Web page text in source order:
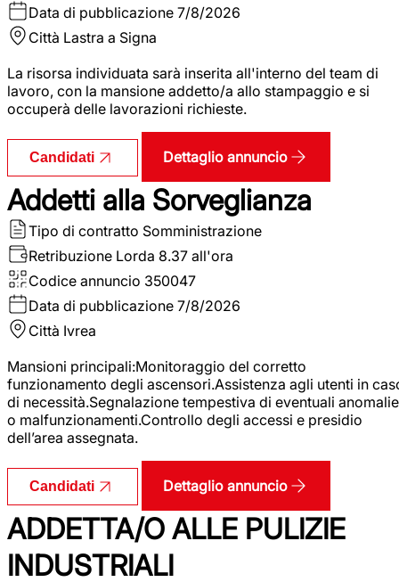
Data di pubblicazione 7/8/2026
Città Lastra a Signa
La risorsa individuata sarà inserita all'interno del team di
lavoro, con la mansione addetto/a allo stampaggio e si
occuperà delle lavorazioni richieste.
Candidati Dettaglio annuncio
Addetti alla Sorveglianza
Tipo di contratto Somministrazione
Retribuzione Lorda 8.37 all'ora
Codice annuncio 350047
Data di pubblicazione 7/8/2026
Città Ivrea
Mansioni principali:Monitoraggio del corretto
funzionamento degli ascensori.Assistenza agli utenti in
di necessità.Segnalazione tempestiva di eventuali anomalie
o malfunzionamenti.Controllo degli accessi e presidio
dell’area assegnata.
Candidati Dettaglio annuncio
ADDETTA/O ALLE PULIZIE
INDUSTRIALI